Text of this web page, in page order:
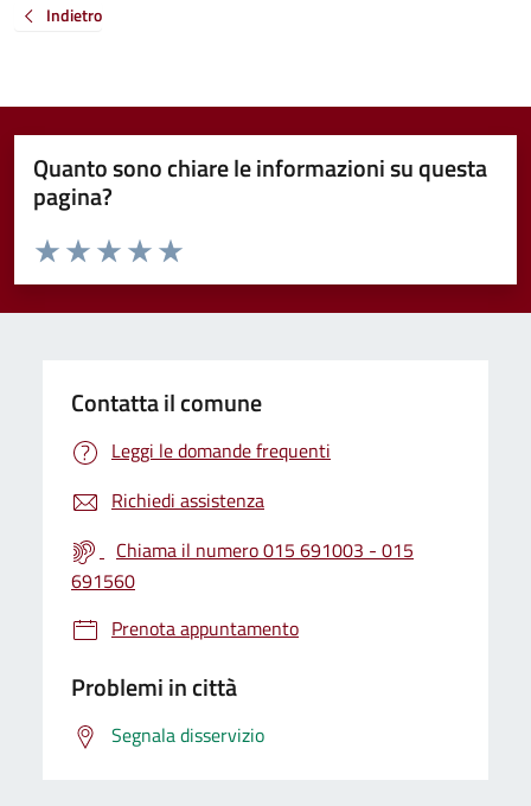
Indietro
Quanto sono chiare le informazioni su questa
pagina?
Valuta da 1 a 5 stelle la pagina
Valuta 5 stelle su 5
Valuta 4 stelle su 5
Valuta 3 stelle su 5
Valuta 2 stelle su 5
Valuta 1 stelle su 5
Contatta il comune
Leggi le domande frequenti
Richiedi assistenza
Chiama il numero 015 691003 - 015
691560
Prenota appuntamento
Problemi in città
Segnala disservizio